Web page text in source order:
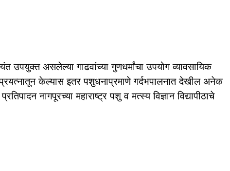
उपयुक्त असलेल्या गाढवांच्या गुणधर्मांचा उपयोग व्यावसायिक
केल्यास इतर पशुधनाप्रमाणे गर्दभपालनात देखील अनेक
नागपूरच्या महाराष्ट्र पशु व मत्स्य विज्ञान विद्यापीठाचे